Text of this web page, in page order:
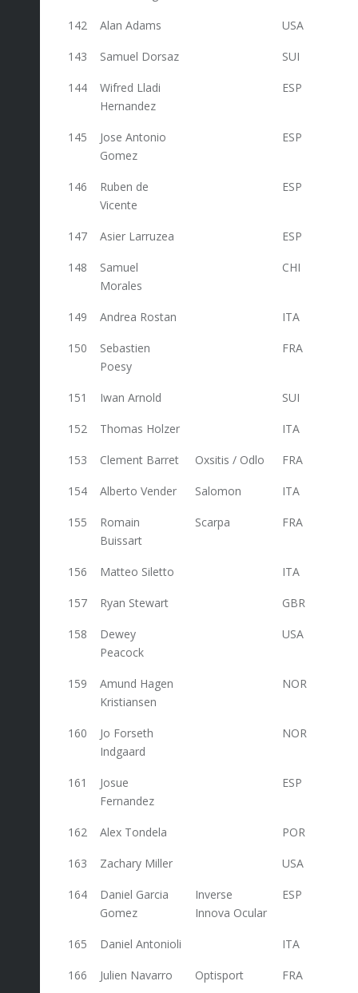
142 Alan Adams USA
143 Samuel Dorsaz SUI
144
Wifred Lladi
Hernandez
ESP
145
Jose Antonio
Gomez
ESP
146
Ruben de
Vicente
ESP
147 Asier Larruzea ESP
148
Samuel
Morales
CHI
149 Andrea Rostan ITA
150
Sebastien
Poesy
FRA
151 Iwan Arnold SUI
152 Thomas Holzer ITA
153 Clement Barret Oxsitis / Odlo FRA
154 Alberto Vender Salomon ITA
155
Romain
Buissart
Scarpa FRA
156 Matteo Siletto ITA
157 Ryan Stewart GBR
158
Dewey
Peacock
USA
159
Amund Hagen
Kristiansen
NOR
160
Jo Forseth
Indgaard
NOR
161
Josue
Fernandez
ESP
162 Alex Tondela POR
163 Zachary Miller USA
164
Daniel Garcia
Gomez
Inverse
Innova Ocular
ESP
165 Daniel Antonioli ITA
166 Julien Navarro Optisport FRA